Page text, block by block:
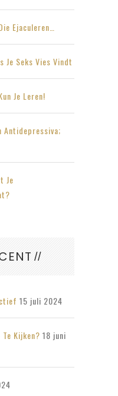
Ejaculeren…
Je Seks Vies Vindt
Je Leren!
Antidepressiva;
Je
15 juli 2024
Kijken? 18 juni